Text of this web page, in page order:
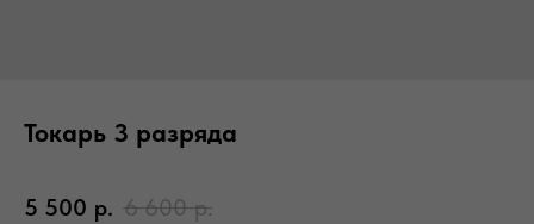
Токарь 3 разряда
5 500 р. 6 600 р.